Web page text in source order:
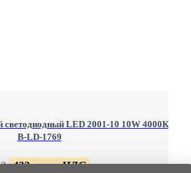
светодиодный LED 2001-10 10W 4000К
B-LD-1769
433 грн. с НДС